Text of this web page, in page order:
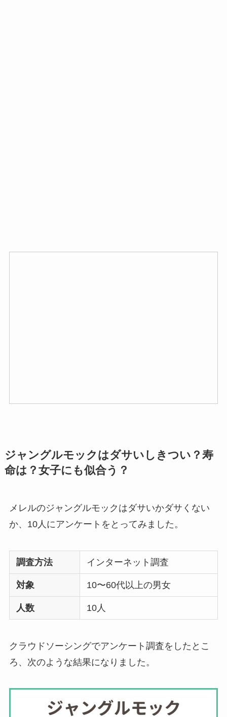
ジャングルモックはダサいしきつい？寿
命は？女子にも似合う？
メレルのジャングルモックはダサいかダサくない
か、10人にアンケートをとってみました。
調査方法 インターネット調査
対象 10〜60代以上の男女
人数 10人
クラウドソーシングでアンケート調査をしたとこ
ろ、次のような結果になりました。